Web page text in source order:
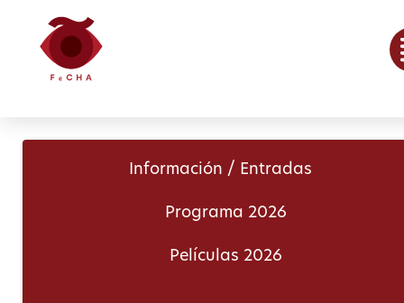
Información / Entradas
Programa 2026
Películas 2026